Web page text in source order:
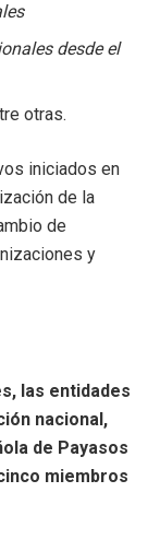
desde el
otras.
iniciados en
de la
de
y
las entidades
nacional,
de Payasos
miembros